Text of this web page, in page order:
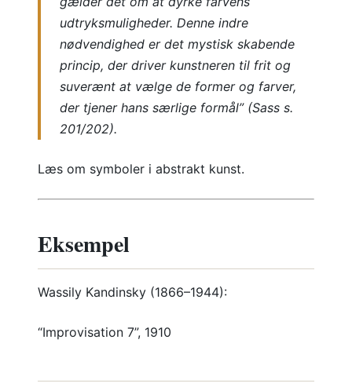
udtryksmuligheder. Denne indre
nødvendighed er det mystisk skabende
princip, der driver kunstneren til frit og
suverænt at vælge de former og farver,
der tjener hans særlige formål” (Sass s.
201/202).
Læs om symboler i abstrakt kunst.
Eksempel
Wassily Kandinsky (1866–1944):
“Improvisation 7”, 1910